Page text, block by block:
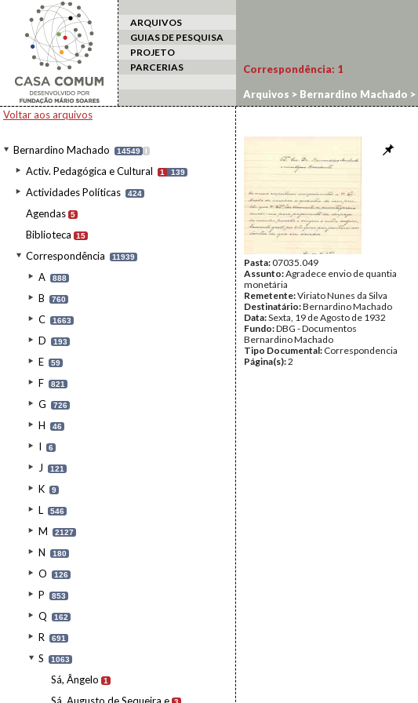
ARQUIVOS
GUIAS DE PESQUISA
PROJETO
PARCERIAS
Voltar aos arquivos
Bernardino Machado 14549 I
Activ. Pedagógica e Cultural 1 139
Actividades Políticas 424
Agendas 5
Biblioteca 15
Correspondência 11939
A 888
B 760
C 1663
D 193
E 59
F 821
G 726
H 46
I 6
J 121
K 9
L 546
M 2127
N 180
O 126
P 853
Q 162
R 691
S 1063
Sá, Ângelo 1
Correspondência: 1
Arquivos > Bernardino Machado >
Pasta:07035.049
Assunto:Agradece envio de quantia
monetária
Remetente:Viriato Nunes da Silva
Destinatário:Bernardino Machado
Data:Sexta, 19 de Agosto de 1932
Fundo:DBG - Documentos
Bernardino Machado
Tipo Documental: Correspondencia
Página(s):2